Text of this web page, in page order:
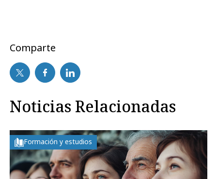
Comparte
Noticias Relacionadas
Formación y estudios